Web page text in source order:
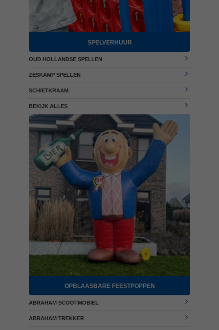
SPELVERHUUR
OUD HOLLANDSE SPELLEN
ZESKAMP SPELLEN
SCHIETKRAAM
BEKIJK ALLES
OPBLAASBARE FEESTPOPPEN
ABRAHAM SCOOTMOBIEL
ABRAHAM TREKKER